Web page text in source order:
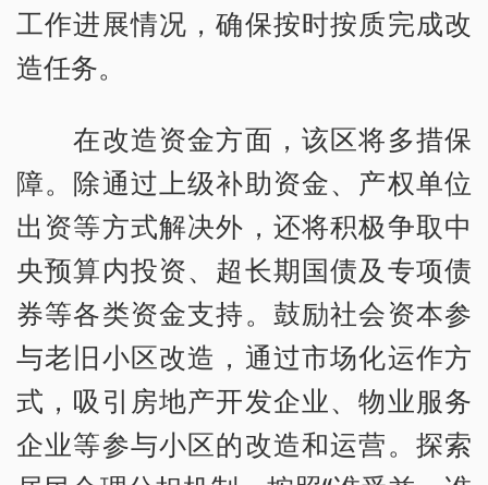
工作进展情况，确保按时按质完成改
造任务。
在改造资金方面，该区将多措保
障。除通过上级补助资金、产权单位
出资等方式解决外，还将积极争取中
央预算内投资、超长期国债及专项债
券等各类资金支持。鼓励社会资本参
与老旧小区改造，通过市场化运作方
式，吸引房地产开发企业、物业服务
企业等参与小区的改造和运营。探索